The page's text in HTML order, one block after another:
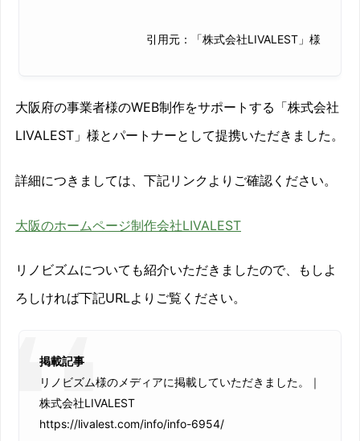
引用元：「株式会社LIVALEST」様
大阪府の事業者様のWEB制作をサポートする「株式会社
LIVALEST」様とパートナーとして提携いただきました。
詳細につきましては、下記リンクよりご確認ください。
大阪のホームページ制作会社LIVALEST
リノビズムについても紹介いただきましたので、もしよ
ろしければ下記URLよりご覧ください。
掲載記事
リノビズム様のメディアに掲載していただきました。｜
株式会社LIVALEST
https://livalest.com/info/info-6954/